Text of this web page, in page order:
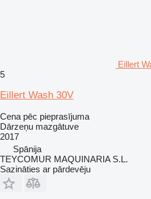
Eillert
5
Eillert Wash 30V
Cena pēc pieprasījuma
Dārzeņu mazgātuve
2017
Spānija
TEYCOMUR MAQUINARIA S.L.
Sazināties ar pārdevēju